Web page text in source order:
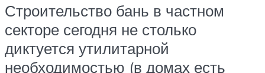
Строительство бань в частном
секторе сегодня не столько
диктуется утилитарной
необходимостью (в домах есть